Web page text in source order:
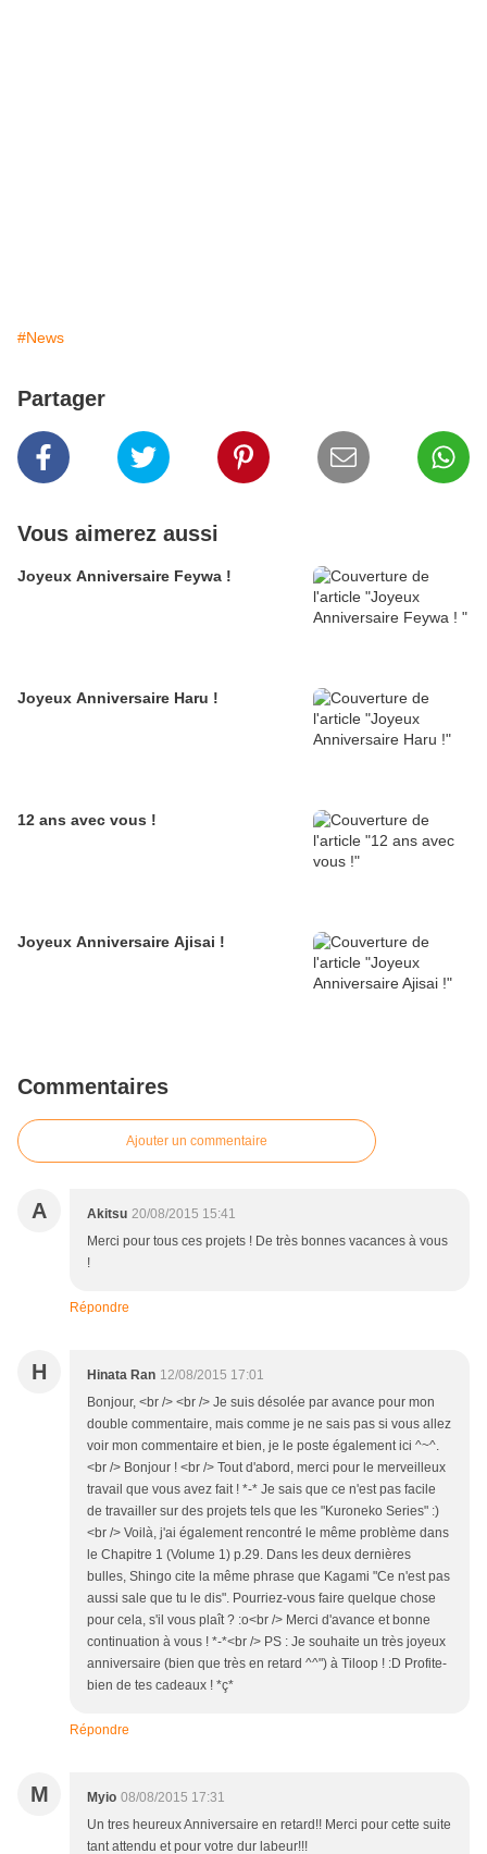
#News
Partager
Vous aimerez aussi
Joyeux Anniversaire Feywa !
Joyeux Anniversaire Haru !
12 ans avec vous !
Joyeux Anniversaire Ajisai !
Commentaires
Ajouter un commentaire
A Akitsu 20/08/2015 15:41
Merci pour tous ces projets ! De très bonnes vacances à vous
!
Répondre
H Hinata Ran 12/08/2015 17:01
Bonjour, <br /> <br /> Je suis désolée par avance pour mon
double commentaire, mais comme je ne sais pas si vous allez
voir mon commentaire et bien, je le poste également ici ^~^.
<br /> Bonjour ! <br /> Tout d'abord, merci pour le merveilleux
travail que vous avez fait ! *-* Je sais que ce n'est pas facile
de travailler sur des projets tels que les "Kuroneko Series" :)
<br /> Voilà, j'ai également rencontré le même problème dans
le Chapitre 1 (Volume 1) p.29. Dans les deux dernières
bulles, Shingo cite la même phrase que Kagami "Ce n'est pas
aussi sale que tu le dis". Pourriez-vous faire quelque chose
pour cela, s'il vous plaît ? :o<br /> Merci d'avance et bonne
continuation à vous ! *-*<br /> PS : Je souhaite un très joyeux
anniversaire (bien que très en retard ^^") à Tiloop ! :D Profite-
bien de tes cadeaux ! *ç*
Répondre
M Myio 08/08/2015 17:31
Un tres heureux Anniversaire en retard!! Merci pour cette suite
tant attendu et pour votre dur labeur!!!